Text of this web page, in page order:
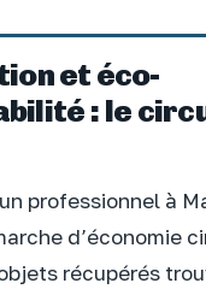
et éco-
: le
professionnel à
d’économie
récupérés